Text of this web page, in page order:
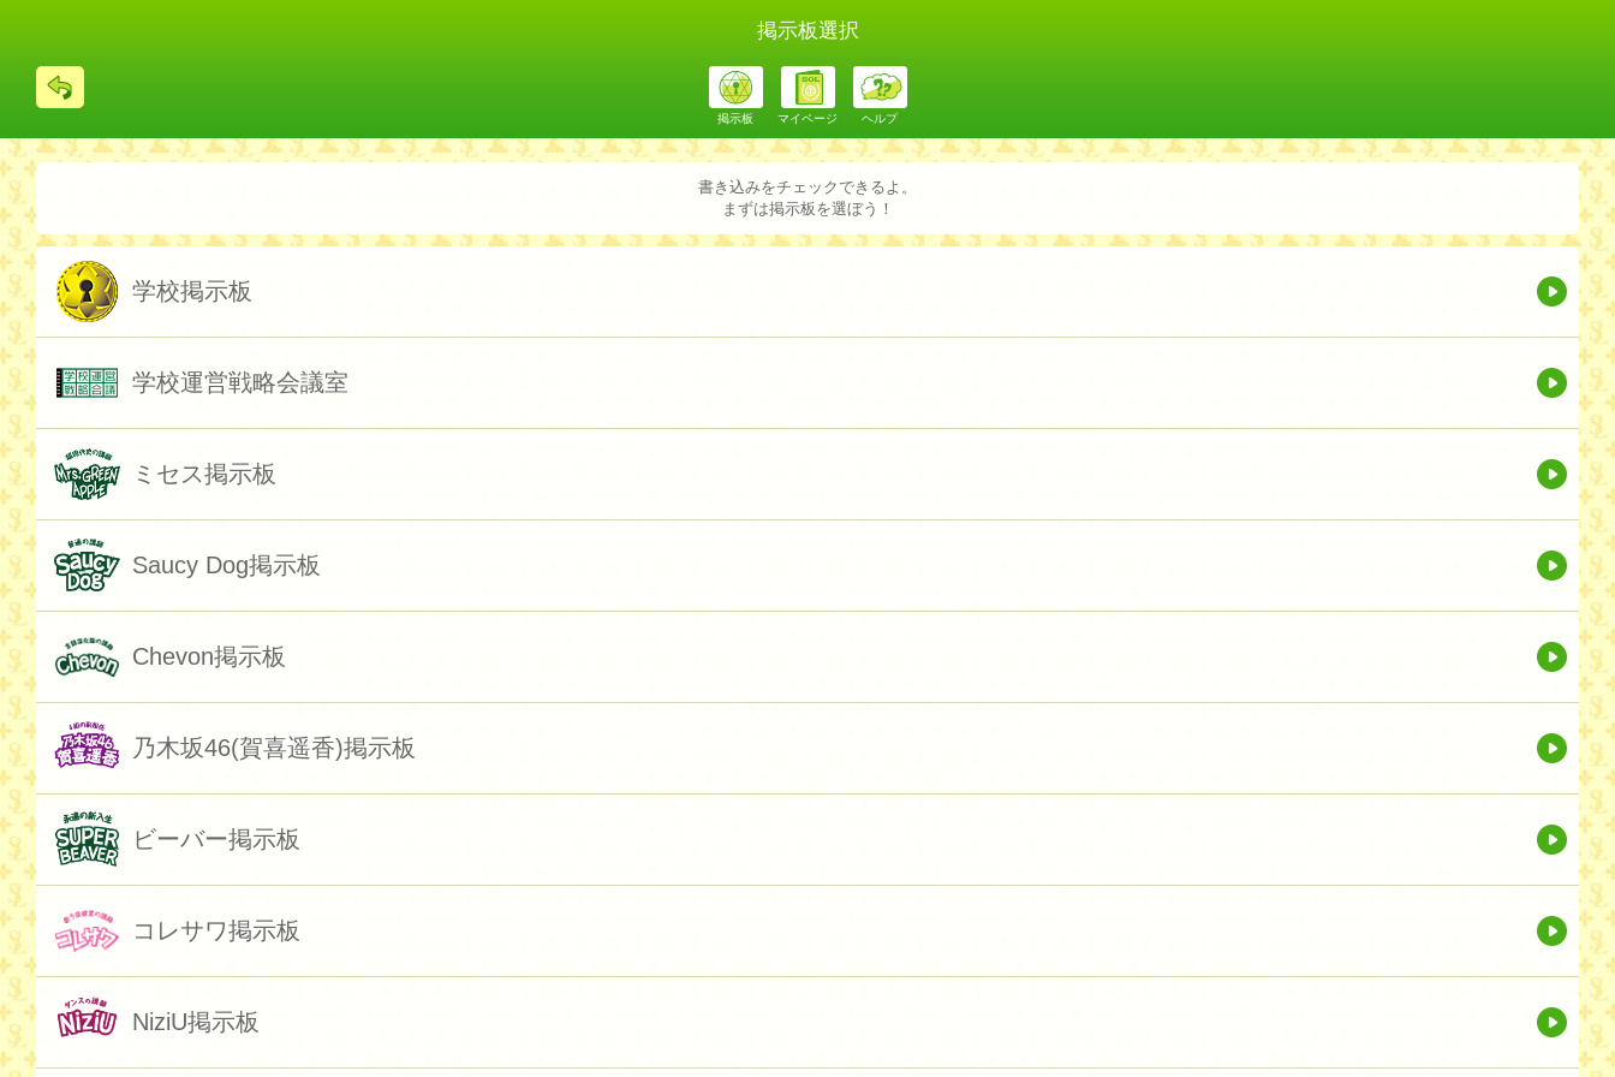
掲示板選択
る
掲示板 マイページ ヘルプ
書き込みをチェックできるよ。
まずは掲示板を選ぼう！
学校掲示板
学校運営戦略会議室
ミセス掲示板
Saucy Dog掲示板
Chevon掲示板
乃木坂46(賀喜遥香)掲示板
ビーバー掲示板
コレサワ掲示板
NiziU掲示板